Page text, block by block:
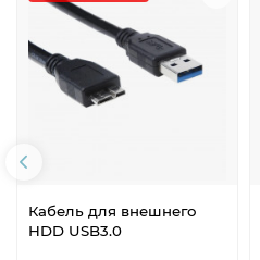
Кабель для внешнего
HDD USB3.0